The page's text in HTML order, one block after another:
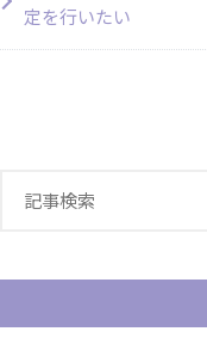
定を行いたい